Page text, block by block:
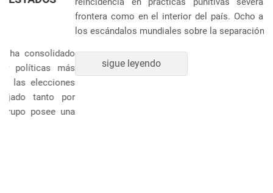
frontera como en el interior del país. Ocho años después de
los escándalos mundiales sobre la separación sistem�...
sigue leyendo